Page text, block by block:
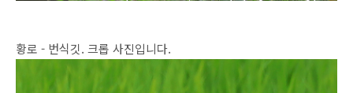
황로 - 번식깃. 크롭 사진입니다.